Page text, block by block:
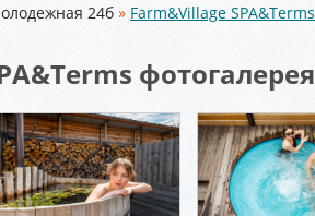
24б » Farm&Village SPA&Terms
фотогалерея